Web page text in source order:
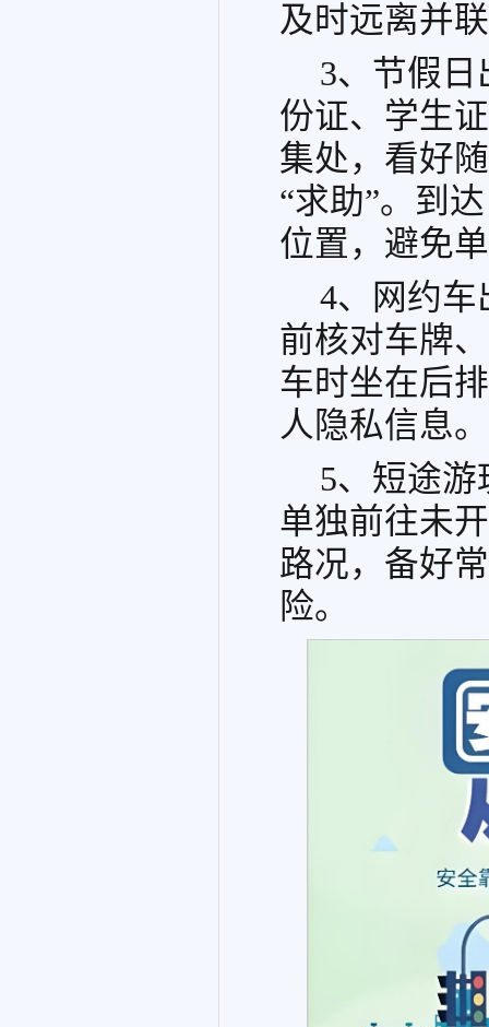
及时远离并
3、节假
份证、学生
集处，看好
“求助”。到
位置，避免
4、网约
前核对车牌
车时坐在后
人隐私信息。
5、短途
单独前往未
路况，备好
险。